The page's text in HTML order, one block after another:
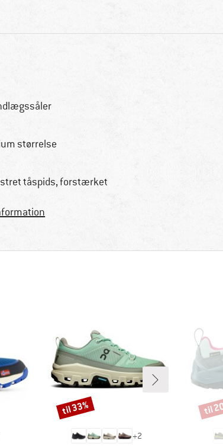
størrelse
tåspids, forstærket
+2
Rabat
til 33% Rabat
til